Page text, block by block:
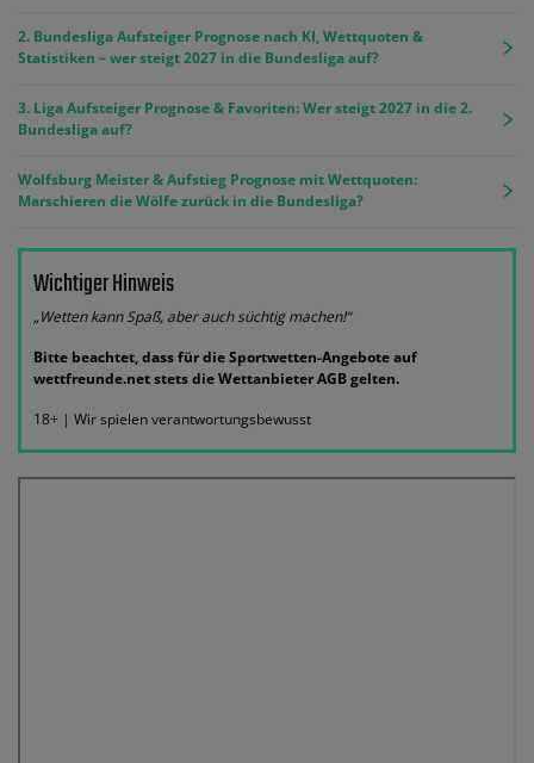
2. Bundesliga Aufsteiger Prognose nach KI, Wettquoten &
Statistiken – wer steigt 2027 in die Bundesliga auf?
3. Liga Aufsteiger Prognose & Favoriten: Wer steigt 2027 in die 2.
Bundesliga auf?
Wolfsburg Meister & Aufstieg Prognose mit Wettquoten:
Marschieren die Wölfe zurück in die Bundesliga?
Wichtiger Hinweis
„Wetten kann Spaß, aber auch süchtig machen!“
Bitte beachtet, dass für die Sportwetten-Angebote auf
wettfreunde.net stets die Wettanbieter AGB gelten.
18+ | Wir spielen verantwortungsbewusst